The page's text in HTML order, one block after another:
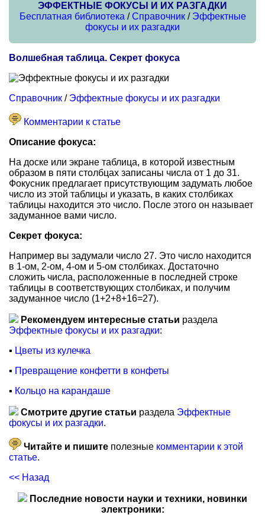
ЭФФЕКТНЫЕ ФОКУСЫ И ИХ РАЗГАДКИ
Бесплатная библиотека /Справочник/ Эффектные
фокусы и их разгадки
Волшебная таблица. Секрет фокуса
Справочник / Эффектные фокусы и их разгадки
Комментарии к статье
Описание фокуса:
На доске или экране таблица, в которой известным
образом в пяти столбцах записаны числа от 1 до 31.
Фокусник предлагает присутствующим задумать любое
число из этой таблицы и указать, в каких столбиках
таблицы находится это число. После этого он называет
задуманное вами число.
Секрет фокуса:
Например вы задумали число 27. Это число находится
в 1-ом, 2-ом, 4-ом и 5-ом столбиках. Достаточно
сложить числа, расположенные в последней строке
таблицы в соответствующих столбиках, и получим
задуманное число (1+2+8+16=27).
Рекомендуем интересные статьи раздела
Эффектные фокусы и их разгадки:
▪ Цветы из кулечка
▪ Превращение конфетти в конфеты
▪ Кольцо на карандаше
Смотрите другие статьи раздела Эффектные
фокусы и их разгадки.
Читайте и пишите полезные комментарии к этой
статье.
<< Назад
Последние новости науки и техники, новинки
электроники: